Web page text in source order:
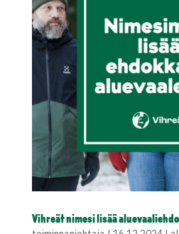
Vihreät nimesi lisää